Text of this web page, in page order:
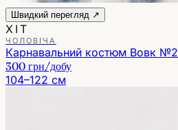
Швидкий перегляд ↗
ХІТ
ЧОЛОВІЧА
Карнавальний костюм Вовк №2
300 грн/добу
104–122 см